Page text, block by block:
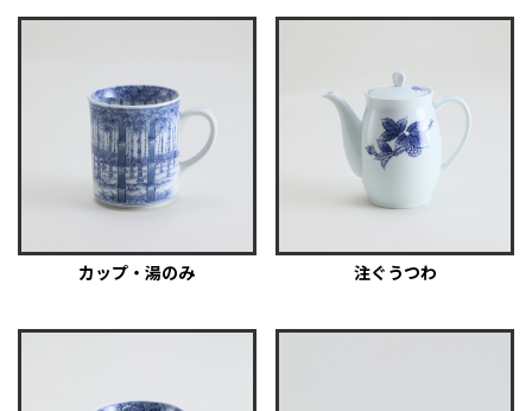
カップ・湯のみ 注ぐうつわ